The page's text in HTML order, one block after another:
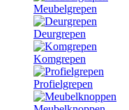
Meubelgrepen
Deurgrepen
Komgrepen
Profielgrepen